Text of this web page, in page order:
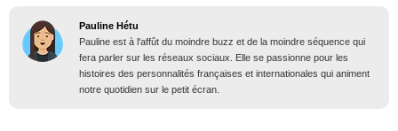
Pauline Hétu
Pauline est à l'affût du moindre buzz et de la moindre séquence qui
fera parler sur les réseaux sociaux. Elle se passionne pour les
histoires des personnalités françaises et internationales qui animent
notre quotidien sur le petit écran.